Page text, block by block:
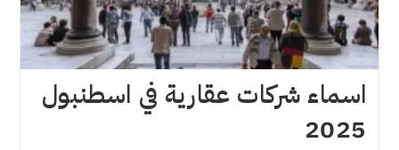
اسماء شركات عقارية في اسطنبول
2025